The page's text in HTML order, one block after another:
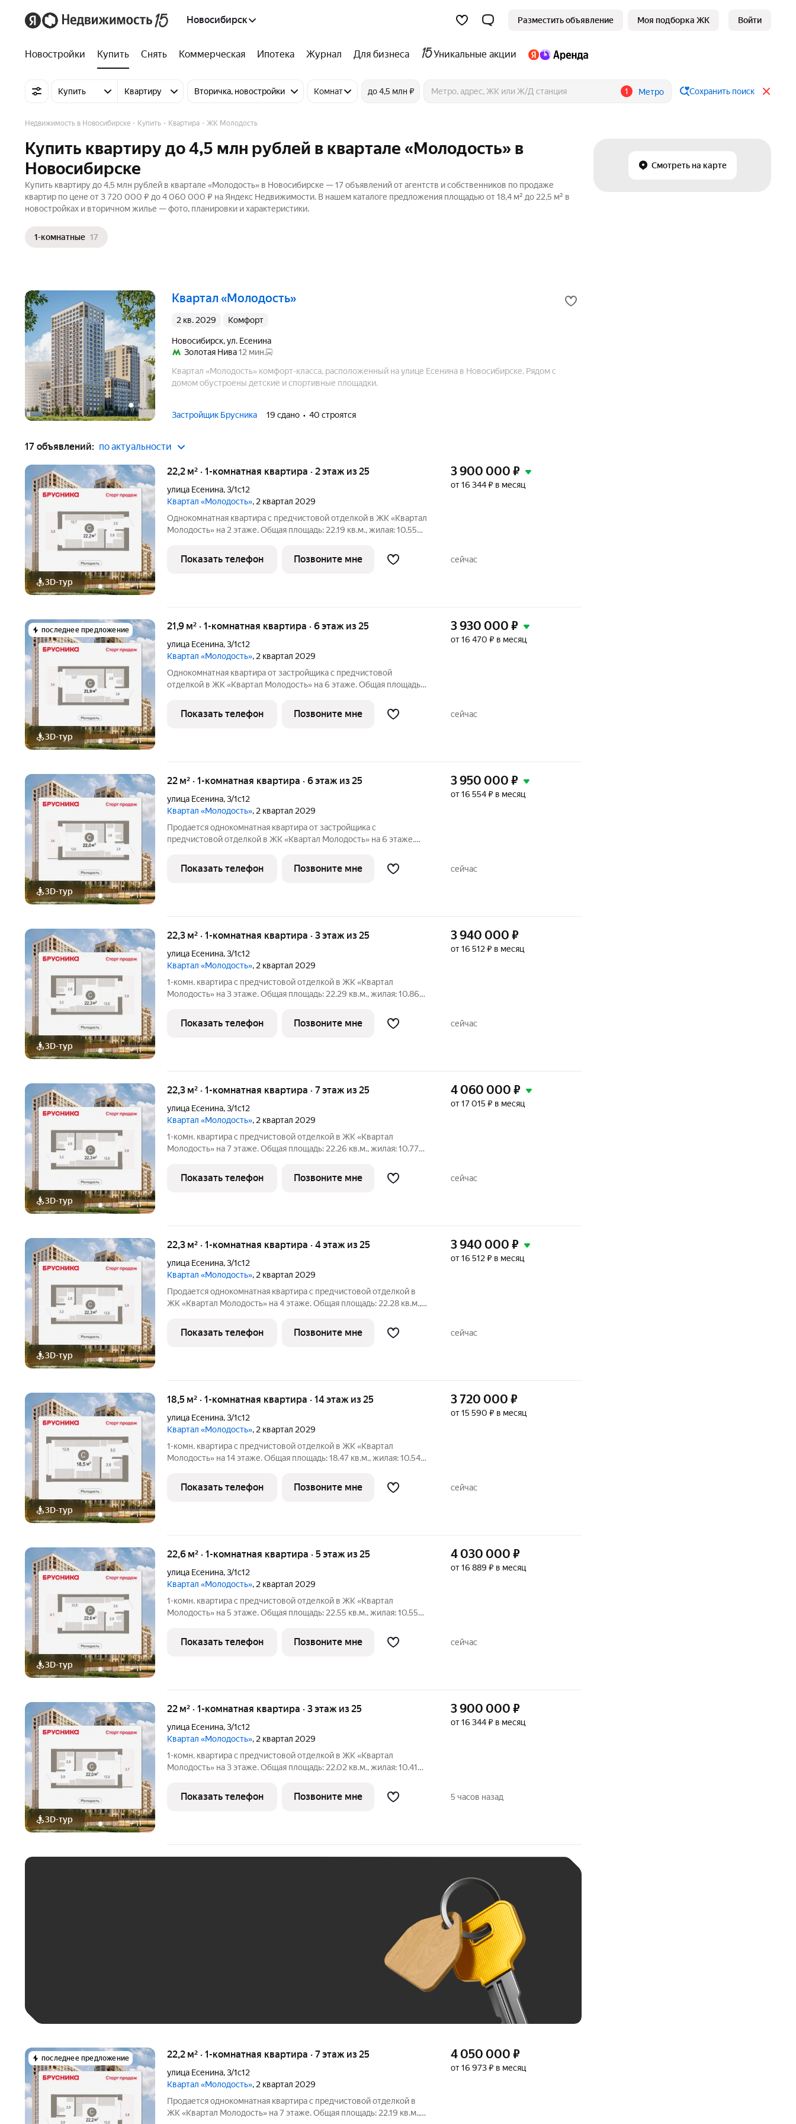
Новосибирск Разместить объявление Моя подборка ЖК Войти
Новостройки Купить Снять Коммерческая Ипотека Журнал Для бизнеса Уникальные акции
Купить Квартиру Вторичка, новостройки Комнат до 4,5 млн ₽ 1 Метро Сохранить поиск
Смотреть на карте
Недвижимость в Новосибирске Купить Квартира ЖК Молодость
Купить квартиру до 4,5 млн рублей в квартале «Молодость» в
Новосибирске
Купить квартиру до 4,5 млн рублей в квартале «Молодость» в Новосибирске — 17 объявлений от агентств и собственников по продаже
квартир по цене от 3 720 000 ₽ до 4 060 000 ₽ на Яндекс Недвижимости. В нашем каталоге предложения площадью от 18,4 м² до 22,5 м² в
новостройках и вторичном жилье — фото, планировки и характеристики.
1-комнатные 17
квартал «Молодость»
2 кв. 2029 комфорт
Золотая Нива12 мин.
Новосибирск,ул. Есенина
Квартал «Молодость» комфорт-класса, расположенный на улице Есенина в Новосибирске. Рядом с
домом обустроены детские и спортивные площадки.
Застройщик Брусника 19 сдано 40 строятся
17 объявлений: по актуальности
3D-тур +11
22,2 м² · 1-комнатная квартира · 2 этаж из 25
улица Есенина,3/1с12
Квартал «Молодость», 2 квартал 2029
Однокомнатная квартира с предчистовой отделкой в ЖК «Квартал
Молодость» на 2 этаже. Общая площадь: 22.19 кв.м., жилая: 10.55
квартале «Молодость». Особенности планировки: балкон,
3 900 000 ₽
от 16 344 ₽ в месяц
Показать телефон Позвоните мне сейчас
последнее предложение
3D-тур +11
21,9 м² · 1-комнатная квартира · 6 этаж из 25
улица Есенина,3/1с12
Квартал «Молодость», 2 квартал 2029
Однокомнатная квартира от застройщика с предчистовой
отделкой в ЖК «Квартал Молодость» на 6 этаже. Общая площадь:
квартале «Молодость». Особенности планировки: балкон, вид во
двор,
3 930 000 ₽
от 16 470 ₽ в месяц
Показать телефон Позвоните мне сейчас
3D-тур +11
22 м² · 1-комнатная квартира · 6 этаж из 25
улица Есенина,3/1с12
Квартал «Молодость», 2 квартал 2029
Продается однокомнатная квартира от застройщика с
предчистовой отделкой в ЖК «Квартал Молодость» на 6 этаже.
кв.м. Высота потолков 2.7 м. Студия в квартале «Молодость».
Особенности
3 950 000 ₽
от 16 554 ₽ в месяц
Показать телефон Позвоните мне сейчас
3D-тур +11
22,3 м² · 1-комнатная квартира · 3 этаж из 25
улица Есенина,3/1с12
Квартал «Молодость», 2 квартал 2029
1-комн. квартира с предчистовой отделкой в ЖК «Квартал
Молодость» на 3 этаже. Общая площадь: 22.29 кв.м., жилая: 10.86
квартале «Молодость». Особенности планировки: балкон,
предчистовая
3 940 000 ₽
от 16 512 ₽ в месяц
Показать телефон Позвоните мне сейчас
3D-тур +11
22,3 м² · 1-комнатная квартира · 7 этаж из 25
улица Есенина,3/1с12
Квартал «Молодость», 2 квартал 2029
1-комн. квартира с предчистовой отделкой в ЖК «Квартал
Молодость» на 7 этаже. Общая площадь: 22.26 кв.м., жилая: 10.77
квартале «Молодость». Особенности планировки: балкон, вид во
двор,
4 060 000 ₽
от 17 015 ₽ в месяц
Показать телефон Позвоните мне сейчас
3D-тур +11
22,3 м² · 1-комнатная квартира · 4 этаж из 25
улица Есенина,3/1с12
Квартал «Молодость», 2 квартал 2029
Продается однокомнатная квартира с предчистовой отделкой в
ЖК «Квартал Молодость» на 4 этаже. Общая площадь: 22.28 кв.м.,
м. Студия в квартале «Молодость». Особенности планировки:
3 940 000 ₽
от 16 512 ₽ в месяц
Показать телефон Позвоните мне сейчас
3D-тур +11
18,5 м² · 1-комнатная квартира · 14 этаж из 25
улица Есенина,3/1с12
Квартал «Молодость», 2 квартал 2029
1-комн. квартира с предчистовой отделкой в ЖК «Квартал
Молодость» на 14 этаже. Общая площадь: 18.47 кв.м., жилая: 10.54
квартале «Молодость». Особенности планировки: предчистовая
3 720 000 ₽
от 15 590 ₽ в месяц
Показать телефон Позвоните мне сейчас
3D-тур +11
22,6 м² · 1-комнатная квартира · 5 этаж из 25
улица Есенина,3/1с12
Квартал «Молодость», 2 квартал 2029
1-комн. квартира с предчистовой отделкой в ЖК «Квартал
Молодость» на 5 этаже. Общая площадь: 22.55 кв.м., жилая: 10.55
квартале «Молодость». Особенности планировки: балкон,
предчистовая
4 030 000 ₽
от 16 889 ₽ в месяц
Показать телефон Позвоните мне сейчас
3D-тур +11
22 м² · 1-комнатная квартира · 3 этаж из 25
улица Есенина,3/1с12
Квартал «Молодость», 2 квартал 2029
1-комн. квартира с предчистовой отделкой в ЖК «Квартал
Молодость» на 3 этаже. Общая площадь: 22.02 кв.м., жилая: 10.41
квартале «Молодость». Особенности планировки: балкон,
предчистовая
3 900 000 ₽
от 16 344 ₽ в месяц
Показать телефон Позвоните мне 5 часов назад
последнее предложение 22,2 м² · 1-комнатная квартира · 7 этаж из 25
улица Есенина,3/1с12
Квартал «Молодость», 2 квартал 2029
Продается однокомнатная квартира с предчистовой отделкой в
ЖК «Квартал Молодость» на 7 этаже. Общая площадь: 22.19 кв.м.,
4 050 000 ₽
от 16 973 ₽ в месяц